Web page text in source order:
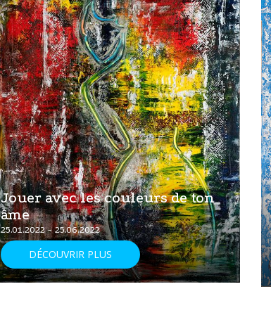
Jouer avec les couleurs de ton
âme
25.01.2022 - 25.06.2022
DÉCOUVRIR PLUS